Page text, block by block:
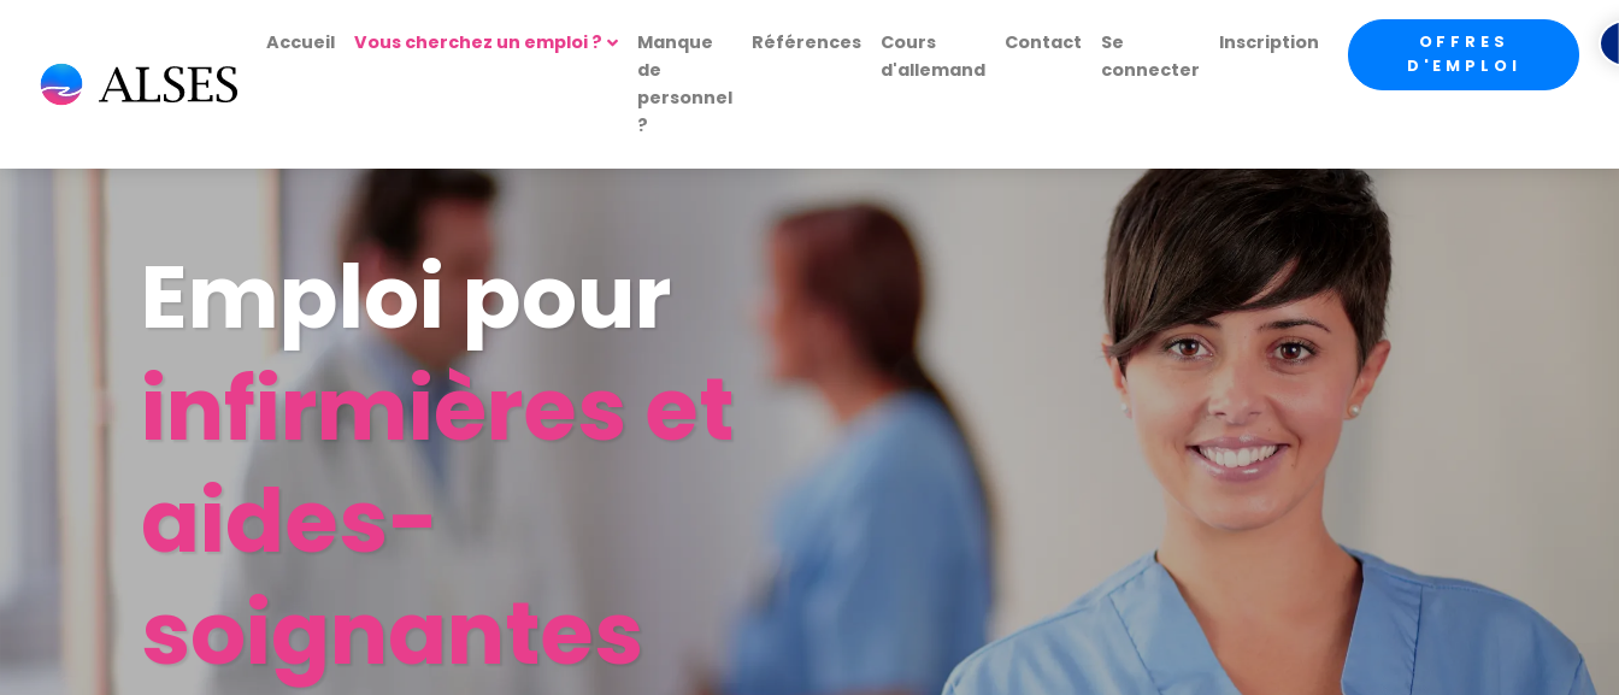
Accueil Vous cherchez un emploi ?
Manque
de
personnel
?
Références
Cours
d'allemand
Contact
Se
connecter
Inscription
OFFRES
D'EMPLOI
Emploi pour
infirmières et
aides-
soignantes